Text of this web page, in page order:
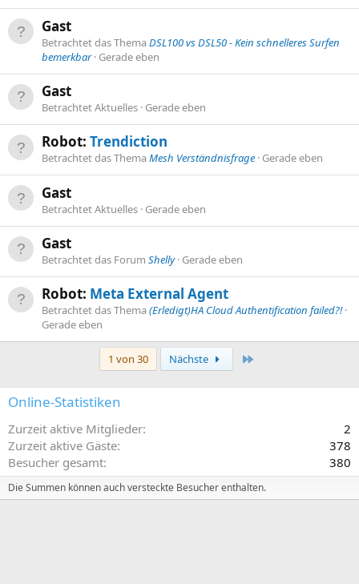
Gast
Betrachtet das ThemaDSL100 vs DSL50 - Kein schnelleres Surfen
bemerkbar Gerade eben
Gast
Betrachtet Aktuelles Gerade eben
Robot: Trendiction
Betrachtet das ThemaMesh Verständnisfrage Gerade eben
Gast
Betrachtet Aktuelles Gerade eben
Gast
Betrachtet das Forum Shelly Gerade eben
Robot: Meta External Agent
Betrachtet das Thema(Erledigt)HA Cloud Authentification failed?!
Gerade eben
1 von 30 Nächste
Online-Statistiken
Zurzeit aktive Mitglieder
2
Zurzeit aktive Gäste
378
Besucher gesamt
380
Die Summen können auch versteckte Besucher enthalten.